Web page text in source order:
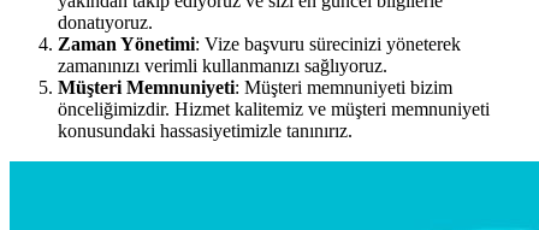
donatıyoruz.
Zaman Yönetimi: Vize başvuru sürecinizi yöneterek
zamanınızı verimli kullanmanızı sağlıyoruz.
Müşteri Memnuniyeti: Müşteri memnuniyeti bizim
önceliğimizdir. Hizmet kalitemiz ve müşteri memnuniyeti
konusundaki hassasiyetimizle tanınırız.